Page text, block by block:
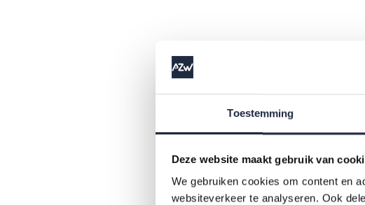
Toestemming
Deze website maakt gebruik van
We gebruiken cookies om content en
websiteverkeer te analyseren. Ook
werkgevers
Twee keer per